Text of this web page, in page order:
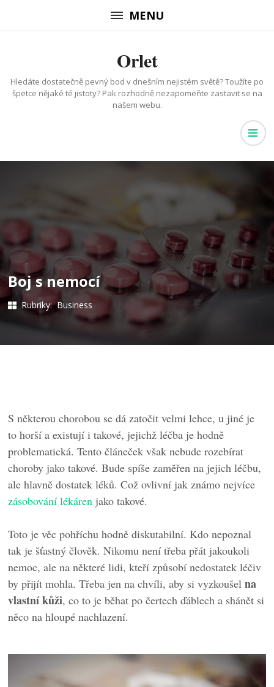
na
Enter)
MENU
Orlet
Hledáte dostatečně pevný bod v dnešním nejistém světě? Toužíte po
špetce nějaké té jistoty? Pak rozhodně nezapomeňte zastavit se na
našem webu.
Boj s nemocí
Rubriky: Business
S některou chorobou se dá zatočit velmi lehce, u jiné je
to horší a existují i takové, jejichž léčba je hodně
problematická. Tento článeček však nebude rozebírat
choroby jako takové. Bude spíše zaměřen na jejich léčbu,
ale hlavně dostatek léků. Což ovlivní jak známo nejvíce
zásobování lékáren jako takové.
Toto je věc pohříchu hodně diskutabilní. Kdo nepoznal
tak je šťastný člověk. Nikomu není třeba přát jakoukoli
nemoc, ale na některé lidi, kteří způsobí nedostatek léčiv
by přijít mohla. Třeba jen na chvíli, aby si vyzkoušelna
vlastní kůži, co to je běhat po čertech ďáblech a shánět si
něco na hloupé nachlazení.